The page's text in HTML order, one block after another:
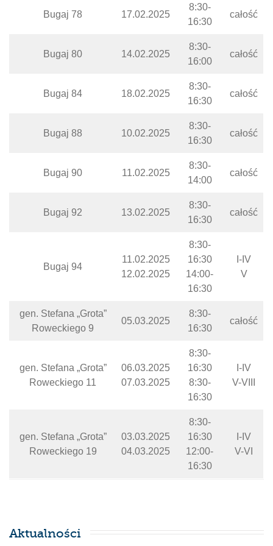
Bugaj 78 17.02.2025
8:30-
16:30
całość
Bugaj 80 14.02.2025
8:30-
16:00
całość
Bugaj 84 18.02.2025
8:30-
16:30
całość
Bugaj 88 10.02.2025
8:30-
16:30
całość
Bugaj 90 11.02.2025
8:30-
14:00
całość
Bugaj 92 13.02.2025
8:30-
16:30
całość
Bugaj 94
11.02.2025
12.02.2025
8:30-
16:30
14:00-
16:30
I-IV
V
gen. Stefana „Grota”
Roweckiego 9
05.03.2025
8:30-
16:30
całość
gen. Stefana „Grota”
Roweckiego 11
06.03.2025
07.03.2025
8:30-
16:30
8:30-
16:30
I-IV
V-VIII
gen. Stefana „Grota”
Roweckiego 19
03.03.2025
04.03.2025
8:30-
16:30
12:00-
16:30
I-IV
V-VI
Aktualności